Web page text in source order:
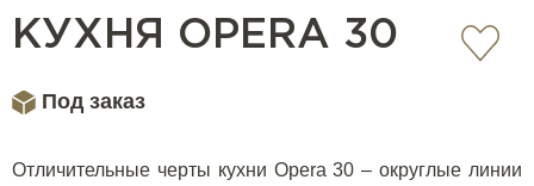
КУХНЯ OPERA 30
Под заказ
Отличительные черты кухни Opera 30 – округлые линии